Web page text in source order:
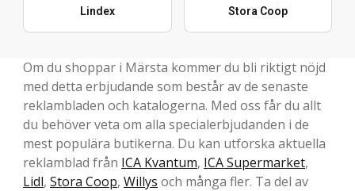
Lindex Stora Coop
Om du shoppar i Märsta kommer du bli riktigt nöjd
med detta erbjudande som består av de senaste
reklambladen och katalogerna. Med oss får du allt
du behöver veta om alla specialerbjudanden i de
mest populära butikerna. Du kan utforska aktuella
reklamblad från ICA Kvantum, ICA Supermarket,
Lidl, Stora Coop, Willys och många fler. Ta del av